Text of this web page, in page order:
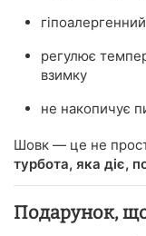
регулює
взимку
не накопичує
Шовк — це не
турбота, яка діє,
Подарунок,